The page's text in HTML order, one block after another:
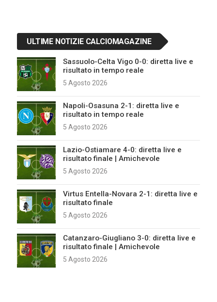
ULTIME NOTIZIE CALCIOMAGAZINE
Sassuolo-Celta Vigo 0-0: diretta live e
risultato in tempo reale
5 Agosto 2026
Napoli-Osasuna 2-1: diretta live e
risultato in tempo reale
5 Agosto 2026
Lazio-Ostiamare 4-0: diretta live e
risultato finale | Amichevole
5 Agosto 2026
Virtus Entella-Novara 2-1: diretta live e
risultato finale
5 Agosto 2026
Catanzaro-Giugliano 3-0: diretta live e
risultato finale | Amichevole
5 Agosto 2026